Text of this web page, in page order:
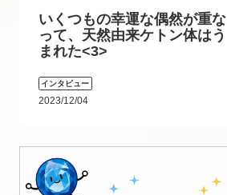
いくつもの幸運な偶然が重な
って、天然由来ケトン体はう
まれた<3>
インタビュー
2023/12/04